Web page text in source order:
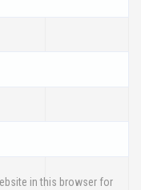
in this browser for